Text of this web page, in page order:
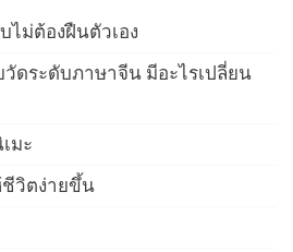
ไม่ต้องฝืนตัวเอง
วัดระดับภาษาจีน มีอะไรเปลี่ยน
มะ
ชีวิตง่ายขึ้น